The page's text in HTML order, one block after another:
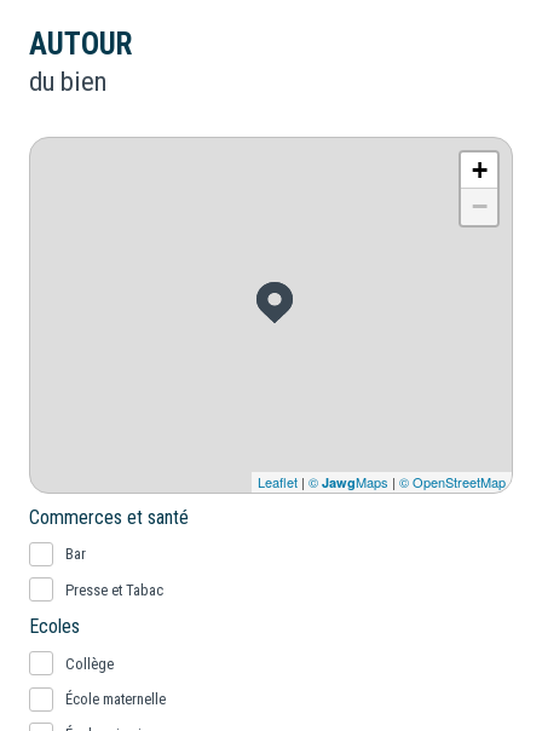
AUTOUR
du bien
+
−
Leaflet | © JawgMaps | © OpenStreetMap
Commerces et santé
Bar
Presse et Tabac
Ecoles
Collège
École maternelle